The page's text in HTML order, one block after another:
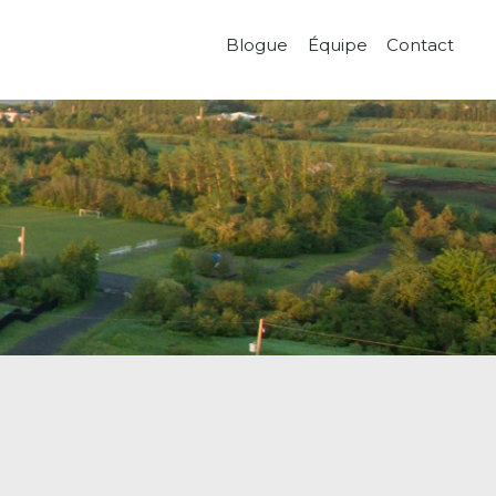
Blogue Équipe Contact